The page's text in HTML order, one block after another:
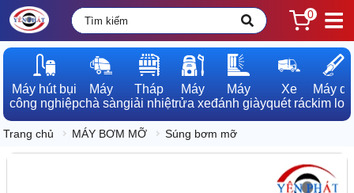
0
Máy hút bụi
công nghiệp
Máy
chà sàn
Tháp
giải nhiệt
Máy
rửa xe
Máy
đánh giày
Xe
quét rác
Máy dò
kim loại
Trang chủ MÁY BƠM MỠ Súng bơm mỡ